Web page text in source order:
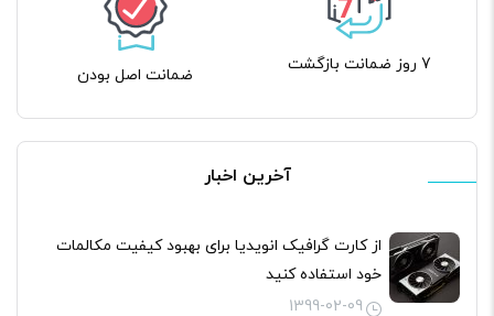
7 روز ضمانت بازگشت ضمانت اصل بودن
آخرین اخبار
از کارت گرافیک انویدیا برای بهبود کیفیت مکالمات
خود استفاده کنید
1399-02-09